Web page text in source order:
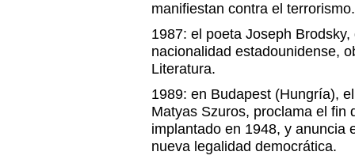
manifiestan contra el terrorismo.
1987: el poeta Joseph
nacionalidad estadounidense,
Literatura.
1989: en Budapest (Hungría),
Matyas Szuros, proclama el fin
implantado en 1948, y anuncia
nueva legalidad democrática.